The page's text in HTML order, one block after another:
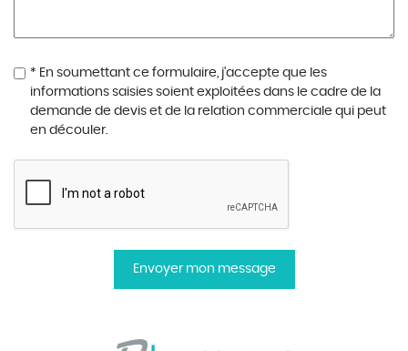
* En soumettant ce formulaire, j'accepte que les
informations saisies soient exploitées dans le cadre de la
demande de devis et de la relation commerciale qui peut
en découler.